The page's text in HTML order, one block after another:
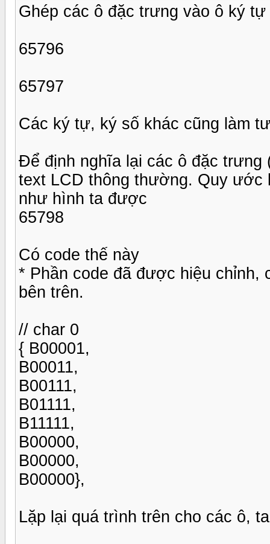
Ghép các ô đặc trưng vào ô ký tự
65796
65797
Các ký tự, ký số khác cũng làm
Để định nghĩa lại các ô đặc trưng
text LCD thông thường. Quy ước
như hình ta được
65798
Có code thế này
* Phần code đã được hiệu chỉnh,
bên trên.
// char 0
{ B00001,
B00011,
B00111,
B01111,
B11111,
B00000,
B00000,
B00000},
Lặp lại quá trình trên cho các ô,